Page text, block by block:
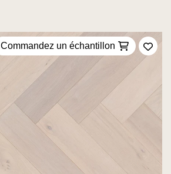
Commandez un échantillon